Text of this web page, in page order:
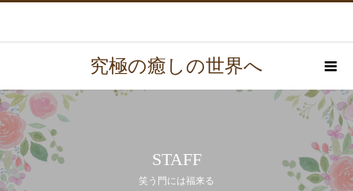
究極の癒しの世界へ
STAFF
笑う門には福来る